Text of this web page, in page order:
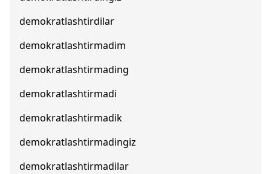
demokratlashtirdilar
demokratlashtirmadim
demokratlashtirmading
demokratlashtirmadi
demokratlashtirmadik
demokratlashtirmadingiz
demokratlashtirmadilar